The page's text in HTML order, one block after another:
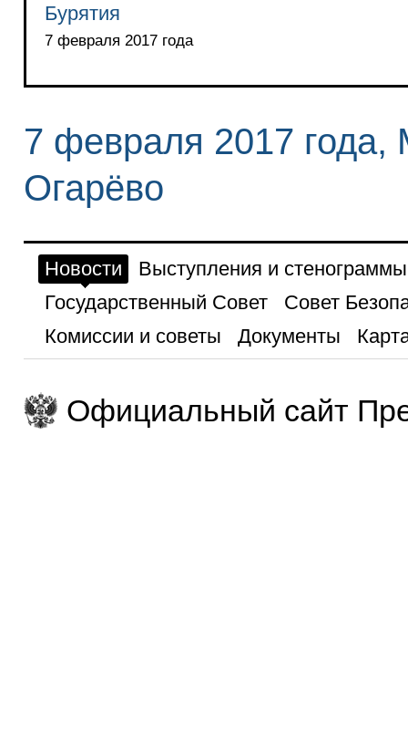
Бурятия
7 февраля 2017 года
7 февраля 2017 года,
Огарёво
Новости
Выступления и стенограммы
Государственный Совет
Совет
Комиссии и советы
Документы
Официальный сайт